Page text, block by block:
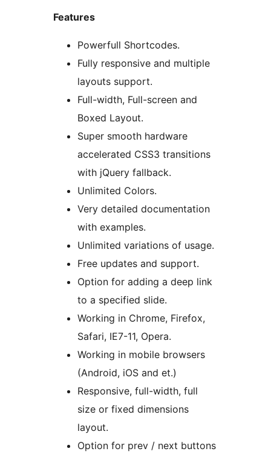
Features
Powerfull Shortcodes.
Fully responsive and multiple
layouts support.
Full-width, Full-screen and
Boxed Layout.
Super smooth hardware
accelerated CSS3 transitions
with jQuery fallback.
Unlimited Colors.
Very detailed documentation
with examples.
Unlimited variations of usage.
Free updates and support.
Option for adding a deep link
to a specified slide.
Working in Chrome, Firefox,
Safari, IE7-11, Opera.
Working in mobile browsers
(Android, iOS and et.)
Responsive, full-width, full
size or fixed dimensions
layout.
Option for prev / next buttons